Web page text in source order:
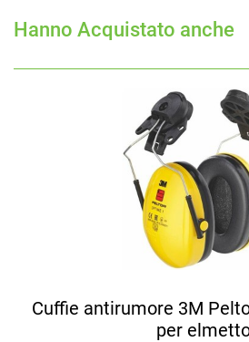
Hanno Acquistato anche
Cuffie antirumore 3M
per